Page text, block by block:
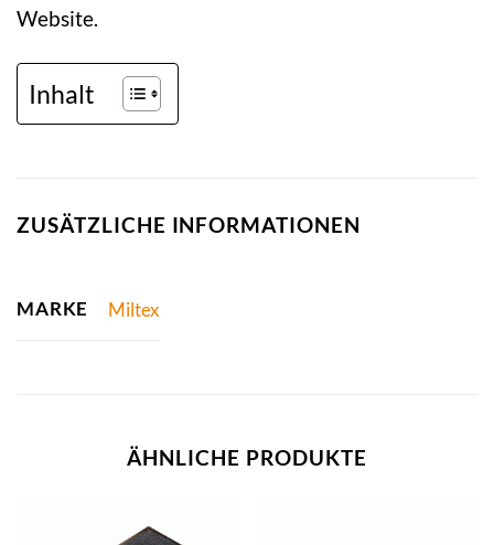
Website.
Inhalt
ZUSÄTZLICHE INFORMATIONEN
MARKE Miltex
ÄHNLICHE PRODUKTE